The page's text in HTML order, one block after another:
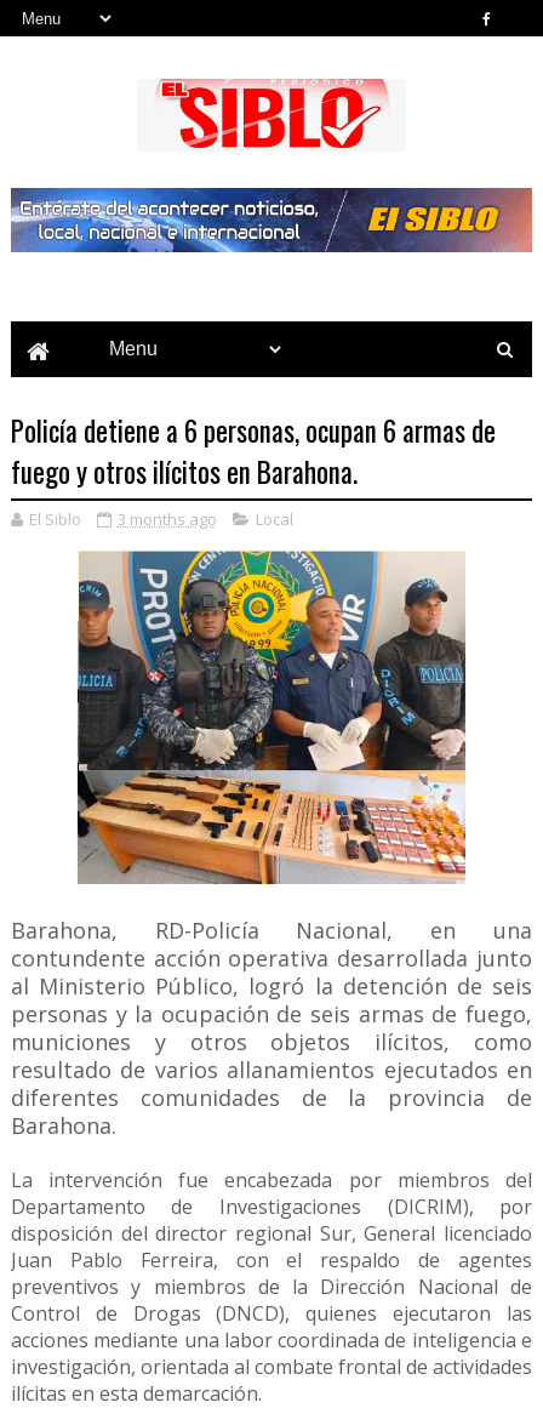
Policía detiene a 6 personas, ocupan 6 armas de
fuego y otros ilícitos en Barahona.
El Siblo 3 months ago Local
Barahona, RD-Policía Nacional, en una
contundente acción operativa desarrollada junto
al Ministerio Público, logró la detención de seis
personas y la ocupación de seis armas de fuego,
municiones y otros objetos ilícitos, como
resultado de varios allanamientos ejecutados en
diferentes comunidades de la provincia de
Barahona.
La intervención fue encabezada por miembros del
Departamento de Investigaciones (DICRIM), por
disposición del director regional Sur, General licenciado
Juan Pablo Ferreira, con el respaldo de agentes
preventivos y miembros de la Dirección Nacional de
Control de Drogas (DNCD), quienes ejecutaron las
acciones mediante una labor coordinada de inteligencia e
investigación, orientada al combate frontal de actividades
ilícitas en esta demarcación.